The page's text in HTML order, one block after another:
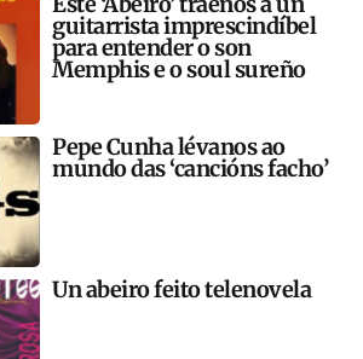
guitarrista imprescindíbel
para entender o son
Memphis e o soul sureño
Pepe Cunha lévanos ao
mundo das ‘cancións facho’
Un abeiro feito telenovela